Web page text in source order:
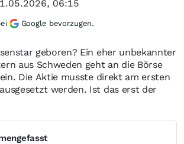
geboren? Ein eher unbekannter
aus Schweden geht an die Börse
Die Aktie musste direkt am ersten
werden. Ist das erst der
06:15
Google bevorzugen.